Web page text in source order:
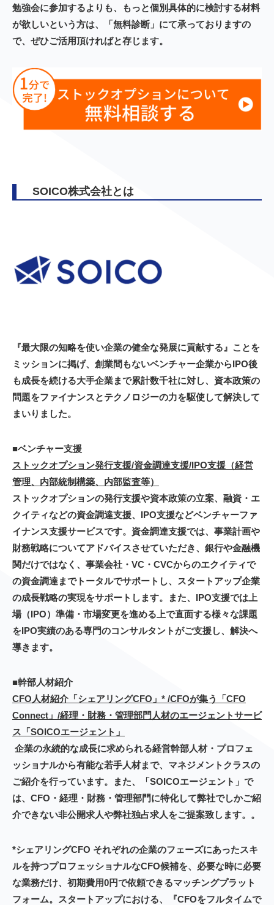
勉強会に参加するよりも、もっと個別具体的に検討する材料
が欲しいという方は、「無料診断」にて承っておりますの
で、ぜひご活用頂ければと存じます。
SOICO株式会社とは
『最大限の知略を使い企業の健全な発展に貢献する』ことを
ミッションに掲げ、創業間もないベンチャー企業からIPO後
も成長を続ける大手企業まで累計数千社に対し、資本政策の
問題をファイナンスとテクノロジーの力を駆使して解決して
まいりました。
■ベンチャー支援
ストックオプション発行支援/資金調達支援/IPO支援（経営
管理、内部統制構築、内部監査等）
ストックオプションの発行支援や資本政策の立案、融資・エ
クイティなどの資金調達支援、IPO支援などベンチャーファ
イナンス支援サービスです。資金調達支援では、事業計画や
財務戦略についてアドバイスさせていただき、銀行や金融機
関だけではなく、事業会社・VC・CVCからのエクイティで
の資金調達までトータルでサポートし、スタートアップ企業
の成長戦略の実現をサポートします。また、IPO支援では上
場（IPO）準備・市場変更を進める上で直面する様々な課題
をIPO実績のある専門のコンサルタントがご支援し、解決へ
導きます。
■幹部人材紹介
CFO人材紹介「シェアリングCFO」* /CFOが集う「CFO
Connect」/経理・財務・管理部門人材のエージェントサービ
ス「SOICOエージェント」
企業の永続的な成長に求められる経営幹部人材・プロフェ
ッショナルから有能な若手人材まで、マネジメントクラスの
ご紹介を行っています。また、「SOICOエージェント」で
は、CFO・経理・財務・管理部門に特化して弊社でしかご紹
介できない非公開求人や弊社独占求人をご提案致します。 。
*シェアリングCFO それぞれの企業のフェーズにあったスキ
ルを持つプロフェッショナルなCFO候補を、必要な時に必要
な業務だけ、初期費用0円で依頼できるマッチングプラット
フォーム。スタートアップにおける、『CFOをフルタイムで